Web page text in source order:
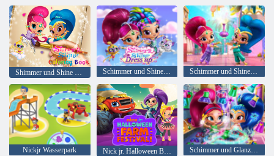
Shimmer und Shine Malbuch Schimmer und Shine Dress up Schimmer und Shine versteckte Sterne
Nickjr Wasserpark Nick jr. Halloween Bauernhoffest Schimmer und Glanz Kleiderschrank Reinigung